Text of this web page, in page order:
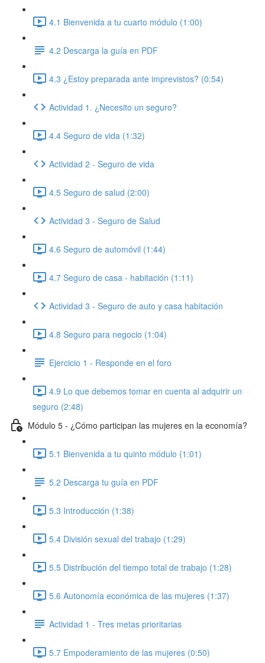
4.1 Bienvenida a tu cuarto módulo (1:00)
4.2 Descarga la guía en PDF
4.3 ¿Estoy preparada ante imprevistos? (0:54)
Actividad 1. ¿Necesito un seguro?
4.4 Seguro de vida (1:32)
Actividad 2 - Seguro de vida
4.5 Seguro de salud (2:00)
Actividad 3 - Seguro de Salud
4.6 Seguro de automóvil (1:44)
4.7 Seguro de casa - habitación (1:11)
Actividad 3 - Seguro de auto y casa habitación
4.8 Seguro para negocio (1:04)
Ejercicio 1 - Responde en el foro
4.9 Lo que debemos tomar en cuenta al adquirir un
seguro (2:48)
Módulo 5 - ¿Cómo participan las mujeres en la economía?
5.1 Bienvenida a tu quinto módulo (1:01)
5.2 Descarga tu guía en PDF
5.3 Introducción (1:38)
5.4 División sexual del trabajo (1:29)
5.5 Distribución del tiempo total de trabajo (1:28)
5.6 Autonomía económica de las mujeres (1:37)
Actividad 1 - Tres metas prioritarias
5.7 Empoderamiento de las mujeres (0:50)